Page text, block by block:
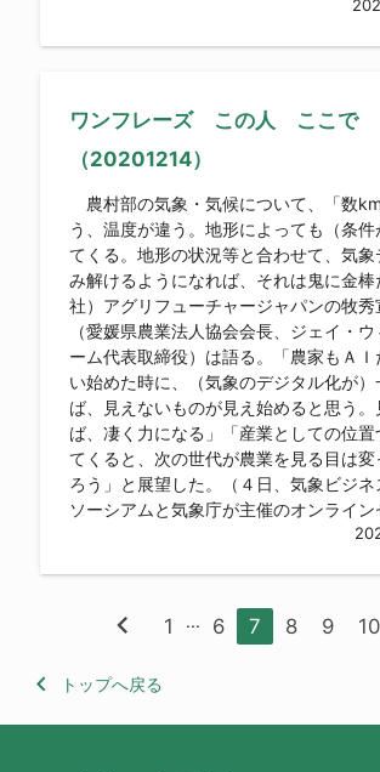
ワンフレーズ この人 ここで
（20201214）
農村部の気象・気候について、「数
う、温度が違う。地形によっても（条件
てくる。地形の状況等と合わせて、気象
み解けるようになれば、それは鬼に金
社）アグリフューチャージャパンの牧
（愛媛県農業法人協会会長、ジェイ・
ーム代表取締役）は語る。「農家もＡ
い始めた時に、（気象のデジタル化が）
ば、見えないものが見え始めると思う
ば、凄く力になる」「産業としての位
てくると、次の世代が農業を見る目は
ろう」と展望した。（４日、気象ビジネ
ソーシアムと気象庁が主催のオンライ
chevron_left 1 ... 6 7 8 9 10
keyboard_arrow_left トップへ戻る